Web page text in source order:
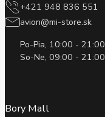
+421 948 836 551
avion@mi-store.sk
Po-Pia, 10:00 - 21:00
So-Ne, 09:00 - 21:00
Bory Mall